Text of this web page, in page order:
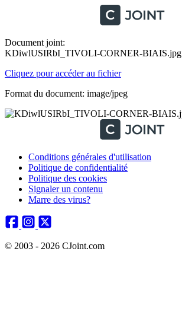
Document joint:
KDiwlUSIRbI_TIVOLI-CORNER-BIAIS.jpg
Cliquez pour accéder au fichier
Format du document: image/jpeg
Conditions générales d'utilisation
Politique de confidentialité
Politique des cookies
Signaler un contenu
Marre des virus?
© 2003 - 2026 CJoint.com